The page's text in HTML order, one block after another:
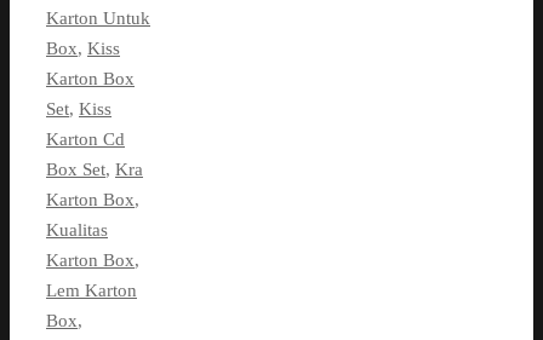
Karton Untuk
Box, Kiss
Karton Box
Set, Kiss
Karton Cd
Box Set, Kra
Karton Box,
Kualitas
Karton Box,
Lem Karton
Box,